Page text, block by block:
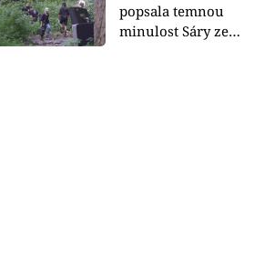
popsala temnou
minulost Sáry ze